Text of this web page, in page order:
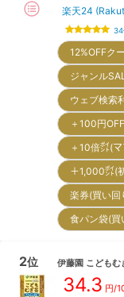
楽天24
34
12%OFFク
ジャンル
ウェブ検索
＋100円
＋10倍㌽(
＋1,000㌽(
楽券(買い
食パン袋(
2位 伊藤園 こども
34.3 円/